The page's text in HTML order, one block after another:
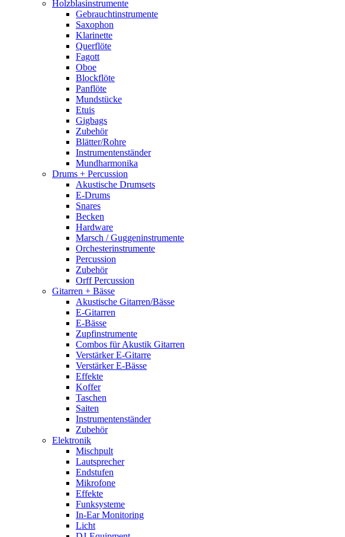
Holzblasinstrumente
Gebrauchtinstrumente
Saxophon
Klarinette
Querflöte
Fagott
Oboe
Blockflöte
Panflöte
Mundstücke
Etuis
Gigbags
Zubehör
Blätter/Rohre
Instrumentenständer
Mundharmonika
Drums + Percussion
Akustische Drumsets
E-Drums
Snares
Becken
Hardware
Marsch / Guggeninstrumente
Orchesterinstrumente
Percussion
Zubehör
Orff Percussion
Gitarren + Bässe
Akustische Gitarren/Bässe
E-Gitarren
E-Bässe
Zupfinstrumente
Combos für Akustik Gitarren
Verstärker E-Gitarre
Verstärker E-Bässe
Effekte
Koffer
Taschen
Saiten
Instrumentenständer
Zubehör
Elektronik
Mischpult
Lautsprecher
Endstufen
Mikrofone
Effekte
Funksysteme
In-Ear Monitoring
Licht